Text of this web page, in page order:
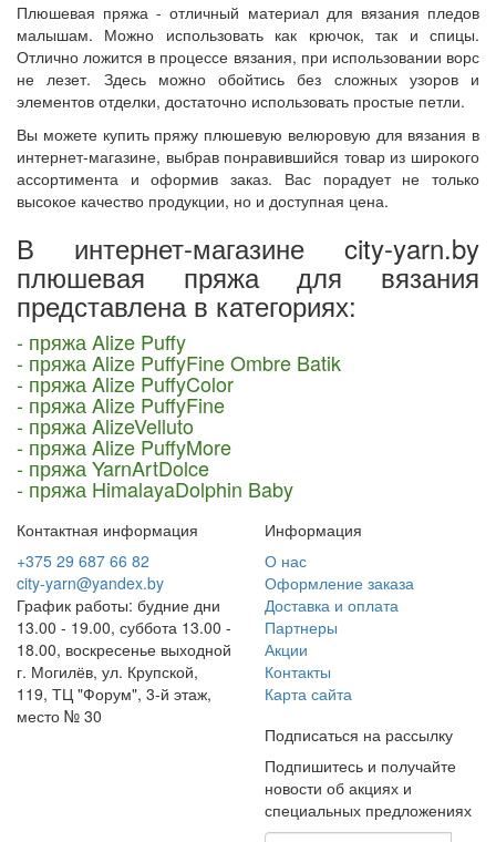
Плюшевая пряжа - отличный материал для вязания пледов
малышам. Можно использовать как крючок, так и спицы.
Отлично ложится в процессе вязания, при использовании ворс
не лезет. Здесь можно обойтись без сложных узоров и
элементов отделки, достаточно использовать простые петли.
Вы можете купить пряжу плюшевую велюровую для вязания в
интернет-магазине, выбрав понравившийся товар из широкого
ассортимента и оформив заказ. Вас порадует не только
высокое качество продукции, но и доступная цена.
В интернет-магазине city-yarn.by
плюшевая пряжа для вязания
представлена в категориях:
- пряжа Alize Puffy
- пряжа Alize PuffyFine Ombre Batik
- пряжа Alize PuffyColor
- пряжа Alize PuffyFine
- пряжа AlizeVelluto
- пряжа Alize PuffyMore
- пряжа YarnArtDolce
- пряжа HimalayaDolphin Baby
Контактная информация
+375 29 687 66 82
city-yarn@yandex.by
График работы: будние дни
13.00 - 19.00, суббота 13.00 -
18.00, воскресенье выходной
г. Могилёв, ул. Крупской,
119, ТЦ "Форум", 3-й этаж,
место № 30
Информация
О нас
Оформление заказа
Доставка и оплата
Партнеры
Акции
Контакты
Карта сайта
Подписаться на рассылку
Подпишитесь и получайте
новости об акциях и
специальных предложениях